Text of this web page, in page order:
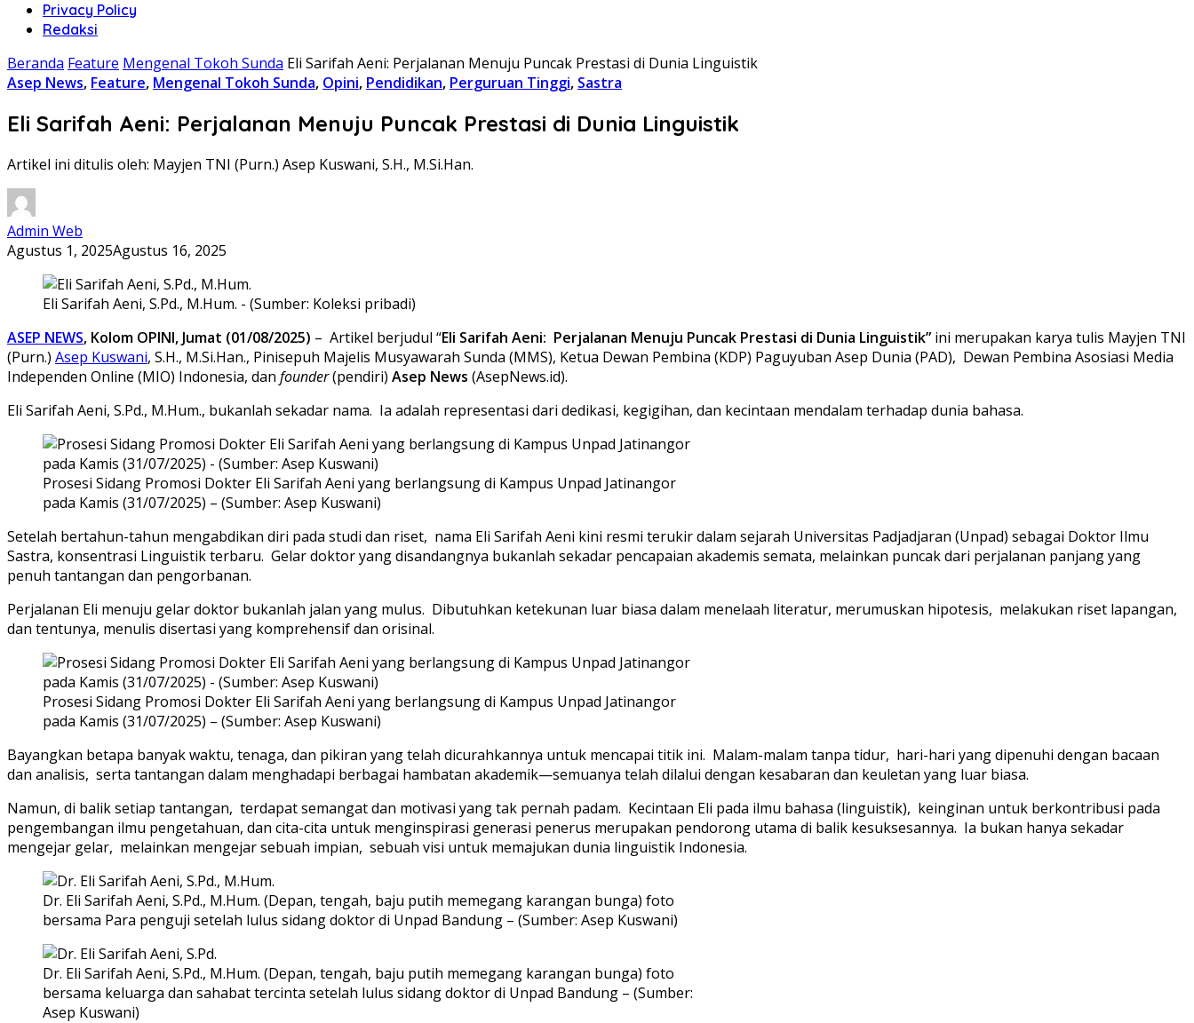
Privacy Policy
Redaksi
Beranda Feature Mengenal Tokoh Sunda Eli Sarifah Aeni: Perjalanan Menuju Puncak Prestasi di Dunia Linguistik
Asep News, Feature, Mengenal Tokoh Sunda, Opini, Pendidikan, Perguruan Tinggi, Sastra
Eli Sarifah Aeni: Perjalanan Menuju Puncak Prestasi di Dunia Linguistik
Artikel ini ditulis oleh: Mayjen TNI (Purn.) Asep Kuswani, S.H., M.Si.Han.
Admin Web
Agustus 1, 2025Agustus 16, 2025
Eli Sarifah Aeni, S.Pd., M.Hum. - (Sumber: Koleksi pribadi)
ASEP NEWS, Kolom OPINI, Jumat (01/08/2025) – Artikel berjudul “Eli Sarifah Aeni: Perjalanan Menuju Puncak Prestasi di Dunia Linguistik” ini merupakan karya tulis Mayjen TNI
(Purn.) Asep Kuswani, S.H., M.Si.Han., Pinisepuh Majelis Musyawarah Sunda (MMS), Ketua Dewan Pembina (KDP) Paguyuban Asep Dunia (PAD), Dewan Pembina Asosiasi Media
Independen Online (MIO) Indonesia, dan founder(pendiri) Asep News (AsepNews.id).
Eli Sarifah Aeni, S.Pd., M.Hum., bukanlah sekadar nama. Ia adalah representasi dari dedikasi, kegigihan, dan kecintaan mendalam terhadap dunia bahasa.
Prosesi Sidang Promosi Dokter Eli Sarifah Aeni yang berlangsung di Kampus Unpad Jatinangor
pada Kamis (31/07/2025) – (Sumber: Asep Kuswani)
Setelah bertahun-tahun mengabdikan diri pada studi dan riset, nama Eli Sarifah Aeni kini resmi terukir dalam sejarah Universitas Padjadjaran (Unpad) sebagai Doktor Ilmu
Sastra, konsentrasi Linguistik terbaru. Gelar doktor yang disandangnya bukanlah sekadar pencapaian akademis semata, melainkan puncak dari perjalanan panjang yang
penuh tantangan dan pengorbanan.
Perjalanan Eli menuju gelar doktor bukanlah jalan yang mulus. Dibutuhkan ketekunan luar biasa dalam menelaah literatur, merumuskan hipotesis, melakukan riset lapangan,
dan tentunya, menulis disertasi yang komprehensif dan orisinal.
Prosesi Sidang Promosi Dokter Eli Sarifah Aeni yang berlangsung di Kampus Unpad Jatinangor
pada Kamis (31/07/2025) – (Sumber: Asep Kuswani)
Bayangkan betapa banyak waktu, tenaga, dan pikiran yang telah dicurahkannya untuk mencapai titik ini. Malam-malam tanpa tidur, hari-hari yang dipenuhi dengan bacaan
dan analisis, serta tantangan dalam menghadapi berbagai hambatan akademik—semuanya telah dilalui dengan kesabaran dan keuletan yang luar biasa.
Namun, di balik setiap tantangan, terdapat semangat dan motivasi yang tak pernah padam. Kecintaan Eli pada ilmu bahasa (linguistik), keinginan untuk berkontribusi pada
pengembangan ilmu pengetahuan, dan cita-cita untuk menginspirasi generasi penerus merupakan pendorong utama di balik kesuksesannya. Ia bukan hanya sekadar
mengejar gelar, melainkan mengejar sebuah impian, sebuah visi untuk memajukan dunia linguistik Indonesia.
Dr. Eli Sarifah Aeni, S.Pd., M.Hum. (Depan, tengah, baju putih memegang karangan bunga) foto
bersama Para penguji setelah lulus sidang doktor di Unpad Bandung – (Sumber: Asep Kuswani)
Dr. Eli Sarifah Aeni, S.Pd., M.Hum. (Depan, tengah, baju putih memegang karangan bunga) foto
bersama keluarga dan sahabat tercinta setelah lulus sidang doktor di Unpad Bandung – (Sumber:
Asep Kuswani)